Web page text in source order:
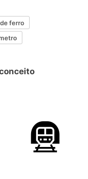
ferro